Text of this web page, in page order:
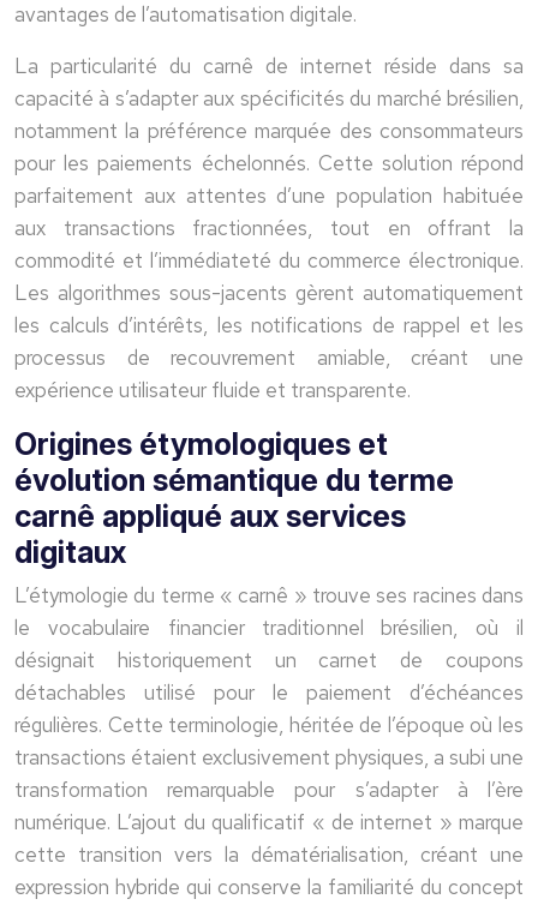
avantages de l’automatisation digitale.
La particularité du carnê de internet réside dans sa
capacité à s’adapter aux spécificités du marché brésilien,
notamment la préférence marquée des consommateurs
pour les paiements échelonnés. Cette solution répond
parfaitement aux attentes d’une population habituée
aux transactions fractionnées, tout en offrant la
commodité et l’immédiateté du commerce électronique.
Les algorithmes sous-jacents gèrent automatiquement
les calculs d’intérêts, les notifications de rappel et les
processus de recouvrement amiable, créant une
expérience utilisateur fluide et transparente.
Origines étymologiques et
évolution sémantique du terme
carnê appliqué aux services
digitaux
L’étymologie du terme « carnê » trouve ses racines dans
le vocabulaire financier traditionnel brésilien, où il
désignait historiquement un carnet de coupons
détachables utilisé pour le paiement d’échéances
régulières. Cette terminologie, héritée de l’époque où les
transactions étaient exclusivement physiques, a subi une
transformation remarquable pour s’adapter à l’ère
numérique. L’ajout du qualificatif « de internet » marque
cette transition vers la dématérialisation, créant une
expression hybride qui conserve la familiarité du concept